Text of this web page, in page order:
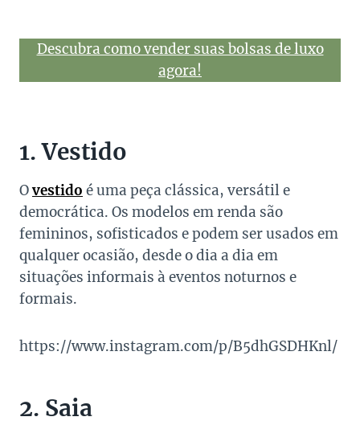
Descubra como vender suas bolsas de luxo
agora!
1. Vestido
Ovestido é uma peça clássica, versátil e
democrática. Os modelos em renda são
femininos, sofisticados e podem ser usados em
qualquer ocasião, desde o dia a dia em
situações informais à eventos noturnos e
formais.
https://www.instagram.com/p/B5dhGSDHKnl/
2. Saia